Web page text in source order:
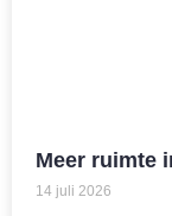
Meer ruimte
14 juli 2026